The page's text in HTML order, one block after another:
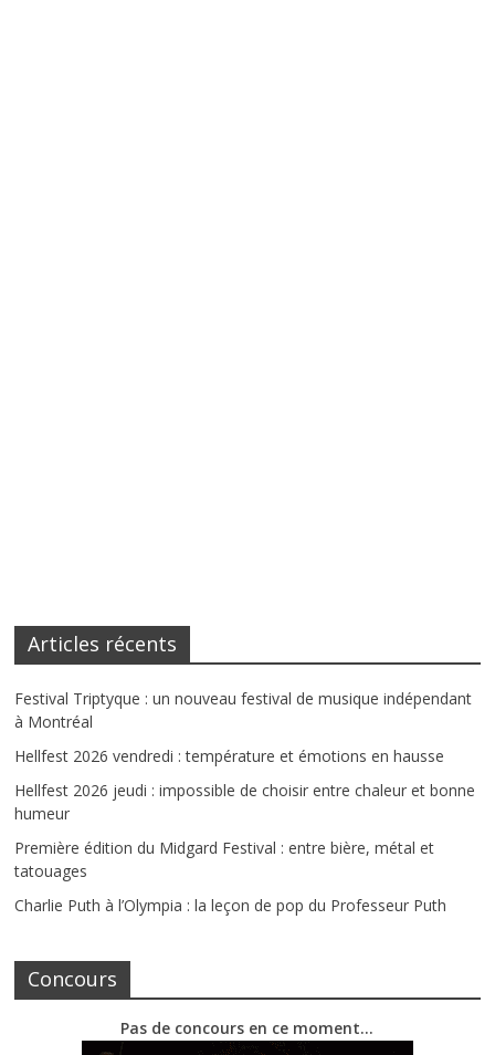
Articles récents
Festival Triptyque : un nouveau festival de musique indépendant
à Montréal
Hellfest 2026 vendredi : température et émotions en hausse
Hellfest 2026 jeudi : impossible de choisir entre chaleur et bonne
humeur
Première édition du Midgard Festival : entre bière, métal et
tatouages
Charlie Puth à l’Olympia : la leçon de pop du Professeur Puth
Concours
Pas de concours en ce moment…